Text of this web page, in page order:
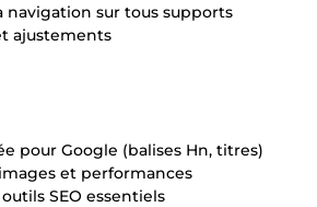
navigation sur tous supports
ajustements
pour Google (balises Hn, titres)
et performances
SEO essentiels